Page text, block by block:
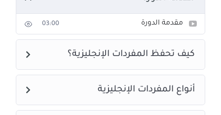
مقدمة الدورة 03:00
كيف تحفظ المفردات الإنجليزية؟
أنواع المفردات الإنجليزية